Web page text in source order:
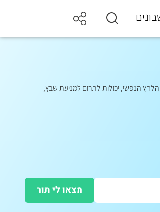
הלחץ הנפשי, יכולות לתרום למניעת שבץ,
מצאו לי תור